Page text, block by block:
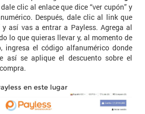
clic al enlace que dice “ver cupón” y
Después, dale clic al link que
así vas a entrar a Payless. Agrega al
lo que quieras llevar y, al momento de
ingresa el código alfanumérico donde
así se aplique el descuento sobre el
en este lugar